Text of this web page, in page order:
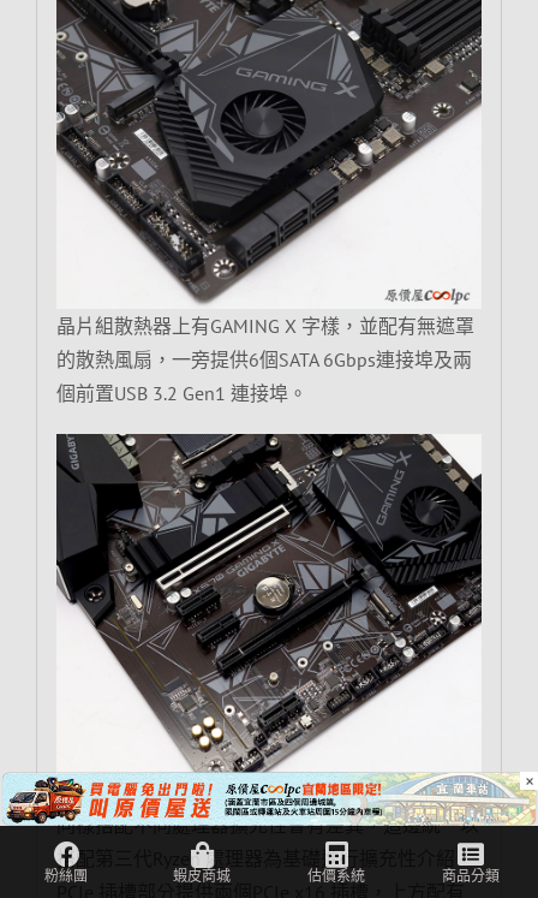
晶片組散熱器上有GAMING X 字樣，並配有無遮罩
的散熱風扇，一旁提供6個SATA 6Gbps連接埠及兩
個前置USB 3.2 Gen1 連接埠。
同樣搭配不同處理器擴充性會有差異，這邊統一以
搭配第三代Ryzen 處理器為基礎進行擴充性介紹，
×